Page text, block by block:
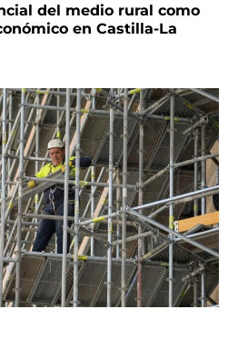
del medio rural como
en Castilla-La